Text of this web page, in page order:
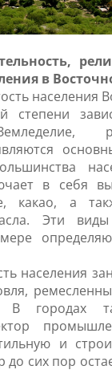
в
населения
степени
в себя
какао, а
Эти
населения
В городах
и
до сих пор